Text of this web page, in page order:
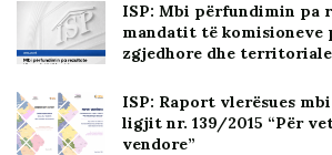
ISP: Mbi përfundimin pa
mandatit të komisioneve
zgjedhore dhe territoriale
ISP: Raport vlerësues
ligjit nr. 139/2015 “Për
vendore”